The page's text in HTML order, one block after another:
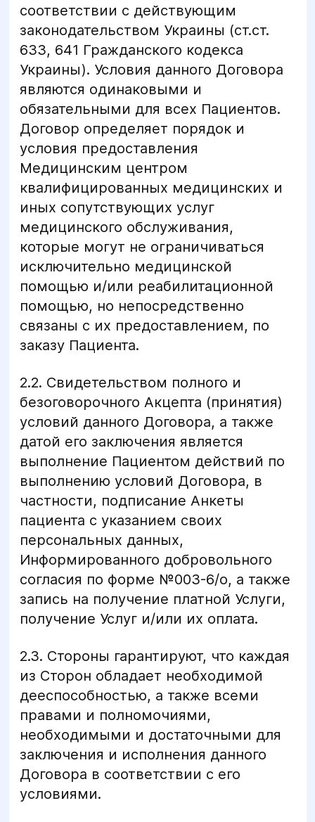
соответствии с действующим
законодательством Украины (ст.ст.
633, 641 Гражданского кодекса
Украины). Условия данного Договора
являются одинаковыми и
обязательными для всех Пациентов.
Договор определяет порядок и
условия предоставления
Медицинским центром
квалифицированных медицинских и
иных сопутствующих услуг
медицинского обслуживания,
которые могут не ограничиваться
исключительно медицинской
помощью и/или реабилитационной
помощью, но непосредственно
связаны с их предоставлением, по
заказу Пациента.
2.2. Свидетельством полного и
безоговорочного Акцепта (принятия)
условий данного Договора, а также
датой его заключения является
выполнение Пациентом действий по
выполнению условий Договора, в
частности, подписание Анкеты
пациента с указанием своих
персональных данных,
Информированного добровольного
согласия по форме №003-6/о, а также
запись на получение платной Услуги,
получение Услуг и/или их оплата.
2.3. Стороны гарантируют, что каждая
из Сторон обладает необходимой
дееспособностью, а также всеми
правами и полномочиями,
необходимыми и достаточными для
заключения и исполнения данного
Договора в соответствии с его
условиями.